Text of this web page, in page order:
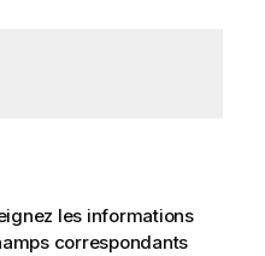
les informations
correspondants